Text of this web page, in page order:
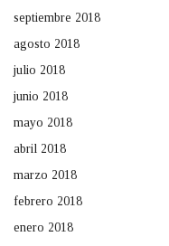
septiembre 2018
agosto 2018
julio 2018
junio 2018
mayo 2018
abril 2018
marzo 2018
febrero 2018
enero 2018